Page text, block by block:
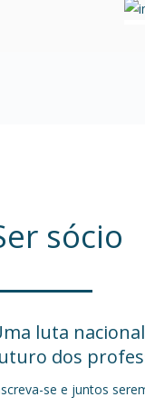
sócio
luta
dos
se e juntos